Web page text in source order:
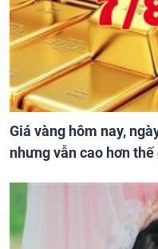
Giá vàng hôm nay,
nhưng vẫn cao hơn